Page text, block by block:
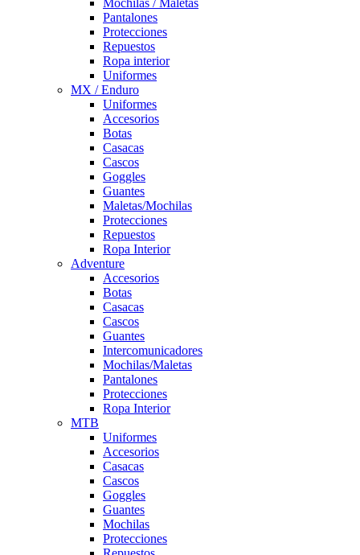
Mochilas / Maletas
Pantalones
Protecciones
Repuestos
Ropa interior
Uniformes
MX / Enduro
Uniformes
Accesorios
Botas
Casacas
Cascos
Goggles
Guantes
Maletas/Mochilas
Protecciones
Repuestos
Ropa Interior
Adventure
Accesorios
Botas
Casacas
Cascos
Guantes
Intercomunicadores
Mochilas/Maletas
Pantalones
Protecciones
Ropa Interior
MTB
Uniformes
Accesorios
Casacas
Cascos
Goggles
Guantes
Mochilas
Protecciones